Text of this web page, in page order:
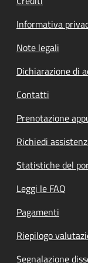
Informativa
Note legali
Dichiarazione di
Contatti
Prenotazione
Richiedi
Statistiche del
Leggi le FAQ
Pagamenti
Riepilogo
Segnalazione